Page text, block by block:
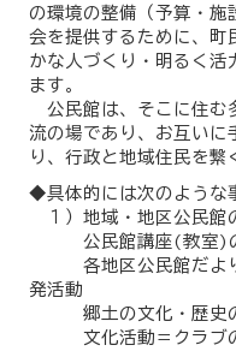
の環境の整備（予算・施
会を提供するために、町
かな人づくり・明るく活
ます。
公民館は、そこに住む
流の場であり、お互いに
り、行政と地域住民を繋
◆具体的には次のような
１）地域・地区公民館
公民館講座(教室)
各地区公民館だより
発活動
郷土の文化・歴史の
文化活動＝クラブ